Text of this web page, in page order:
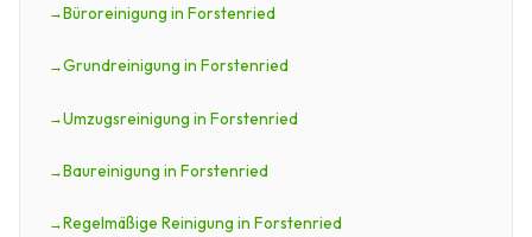
Büroreinigung in Forstenried
Grundreinigung in Forstenried
Umzugsreinigung in Forstenried
Baureinigung in Forstenried
Regelmäßige Reinigung in Forstenried